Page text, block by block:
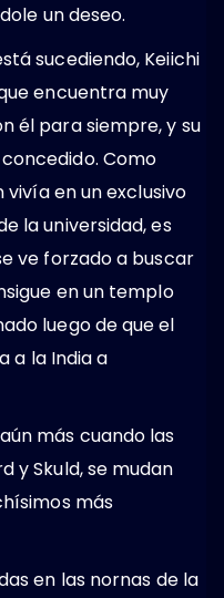
un deseo.
sucediendo, Keiichi
encuentra muy
él para siempre, y su
Como
vivía en un exclusivo
la universidad, es
ve forzado a buscar
en un templo
luego de que el
a la India a
más cuando las
y Skuld, se mudan
más
en las nornas de la